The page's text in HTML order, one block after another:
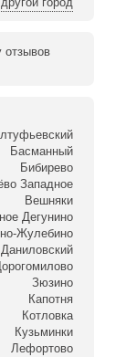
отзывов
Басманный
Бибирево
Западное
Вешняки
Дегунино
Жулебино
Даниловский
Зюзино
Капотня
Котловка
Кузьминки
Лефортово